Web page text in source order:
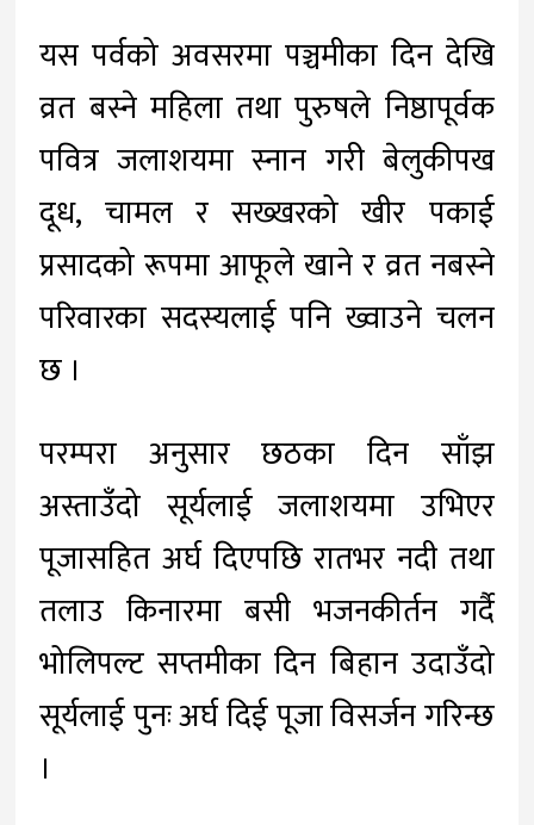
यस पर्वको अवसरमा पञ्चमीका दिन देखि
व्रत बस्ने महिला तथा पुरुषले निष्ठापूर्वक
पवित्र जलाशयमा स्नान गरी बेलुकीपख
दूध, चामल र सख्खरको खीर पकाई
प्रसादको रूपमा आफूले खाने र व्रत नबस्ने
परिवारका सदस्यलाई पनि ख्वाउने चलन
छ ।
परम्परा अनुसार छठका दिन साँझ
अस्ताउँदो सूर्यलाई जलाशयमा उभिएर
पूजासहित अर्घ दिएपछि रातभर नदी तथा
तलाउ किनारमा बसी भजनकीर्तन गर्दै
भोलिपल्ट सप्तमीका दिन बिहान उदाउँदो
सूर्यलाई पुनः अर्घ दिई पूजा विसर्जन गरिन्छ
।